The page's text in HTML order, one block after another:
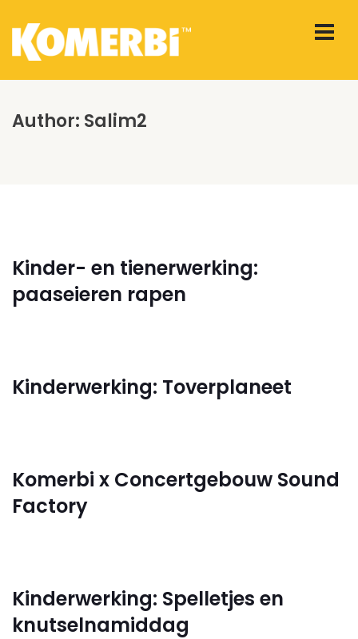
Author: Salim2
Kinder- en tienerwerking:
paaseieren rapen
Kinderwerking: Toverplaneet
Komerbi x Concertgebouw Sound
Factory
Kinderwerking: Spelletjes en
knutselnamiddag